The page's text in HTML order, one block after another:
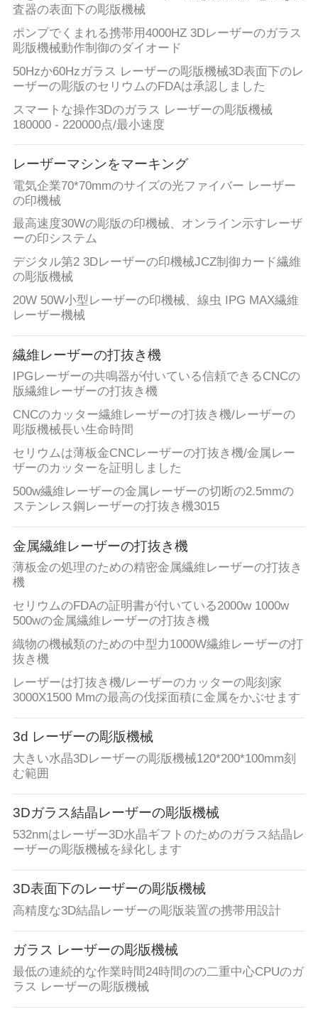
ン
ト
ロ
ー
ル
お
問
い
合
わ
せ
引
用
を
要
求
て
下
さ
い
地
PRIVACY
POLICY
査器の表面下の彫版機械
ポンプでくまれる携帯用4000HZ 3Dレーザーのガラス
彫版機械動作制御のダイオード
50Hzか60Hzガラス レーザーの彫版機械3D表面下のレ
ーザーの彫版のセリウムのFDAは承認しました
スマートな操作3Dのガラス レーザーの彫版機械
180000 - 220000点/最小速度
レーザーマシンをマーキング
電気企業70*70mmのサイズの光ファイバー レーザー
の印機械
最高速度30Wの彫版の印機械、オンライン示すレーザ
ーの印システム
デジタル第2 3Dレーザーの印機械JCZ制御カード繊維
の彫版機械
20W 50W小型レーザーの印機械、線虫 IPG MAX繊維
レーザー機械
繊維レーザーの打抜き機
IPGレーザーの共鳴器が付いている信頼できるCNCの
版繊維レーザーの打抜き機
CNCのカッター繊維レーザーの打抜き機/レーザーの
彫版機械長い生命時間
セリウムは薄板金CNCレーザーの打抜き機/金属レー
ザーのカッターを証明しました
500w繊維レーザーの金属レーザーの切断の2.5mmの
ステンレス鋼レーザーの打抜き機3015
金属繊維レーザーの打抜き機
薄板金の処理のための精密金属繊維レーザーの打抜き
機
セリウムのFDAの証明書が付いている2000w 1000w
500wの金属繊維レーザーの打抜き機
織物の機械類のための中型力1000W繊維レーザーの打
抜き機
レーザーは打抜き機/レーザーのカッターの彫刻家
3000X1500 Mmの最高の伐採面積に金属をかぶせます
3d レーザーの彫版機械
大きい水晶3Dレーザーの彫版機械120*200*100mm刻
む範囲
3Dガラス結晶レーザーの彫版機械
532nmはレーザー3D水晶ギフトのためのガラス結晶レ
ーザーの彫版機械を緑化します
3D表面下のレーザーの彫版機械
高精度な3D結晶レーザーの彫版装置の携帯用設計
ガラス レーザーの彫版機械
最低の連続的な作業時間24時間のの二重中心CPUのガ
ラス レーザーの彫版機械